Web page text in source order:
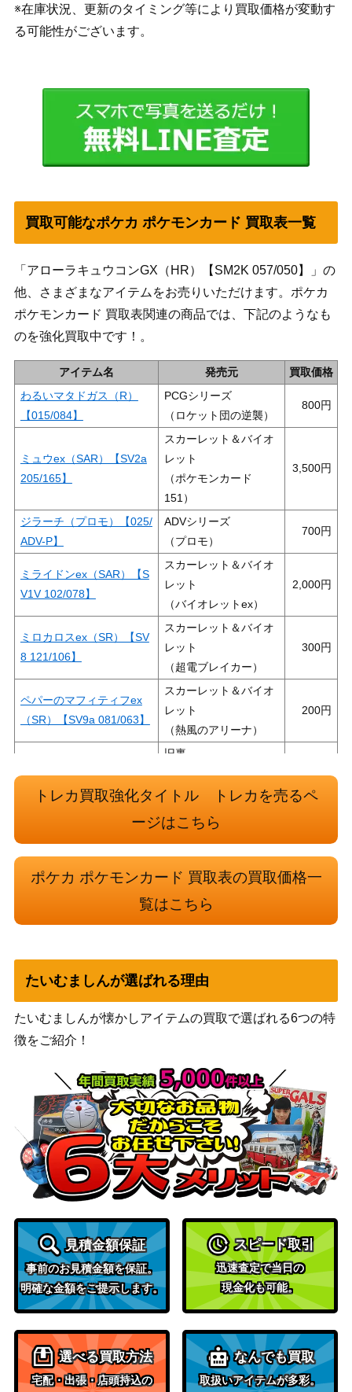
※在庫状況、更新のタイミング等により買取価格が変動す
る可能性がございます。
買取可能なポケカ ポケモンカード 買取表一覧
「アローラキュウコンGX（HR）【SM2K 057/050】」の
他、さまざまなアイテムをお売りいただけます。ポケカ
ポケモンカード 買取表関連の商品では、下記のようなも
のを強化買取中です！。
アイテム名 発売元
買取価格
わるいマタドガス（R）
【015/084】
PCGシリーズ
（ロケット団の逆襲）
800
ミュウex（SAR）【SV2a
205/165】
スカーレット＆バイオ
レット
（ポケモンカード
151）
3,500
ジラーチ（プロモ）【025/
ADV-P】
ADVシリーズ
（プロモ）
700
ミライドンex（SAR）【S
V1V 102/078】
スカーレット＆バイオ
レット
（バイオレットex）
2,000
ミロカロスex（SR）【SV
8 121/106】
スカーレット＆バイオ
レット
（超電ブレイカー）
300
ペパーのマフィティフex
（SR）【SV9a 081/063】
スカーレット＆バイオ
レット
（熱風のアリーナ）
200
旧裏
（拡張シート 第3弾(緑
版) ）
1,000
サザンドラex（SR）【sv1
1W 163/086】
スカーレット＆バイオ
（ホワイトフレア）
ペパーのマフィティフex
スカーレット＆バイオ
レット
パルデア ドオーex（SS
R）【SV4a 332/190】
レット
（シャイニートレジャ
ーex）
チリ (SR)【sv3a 083/06
スカーレット＆バイオ
カミツオロチex（SR）
【SV7 115/102】
スカーレット＆バイオ
レット
（ステラミラクル）
150
パオジアンex（UR）【SV
2P 097/071】
スカーレット＆バイオ
レット
（[SV2P]スノーハザー
400
レジロックex（SR）【SV
10 115/098】
スカーレット＆バイオ
レット
（ロケット団の栄光）
50
ふしぎなアメ（UR）【BW
9 086/076】
（メガロキャノン）
7,400
プクリンex（SR）【SV2a
189/165】
スカーレット＆バイオ
レット
（ポケモンカード
50
トレカ買取強化タイトル トレカを売るペ
ージはこちら
ポケカ ポケモンカード 買取表の買取価格一
覧はこちら
たいむましんが選ばれる理由
たいむましんが懐かしアイテムの買取で選ばれる6つの特
徴をご紹介！
見積金額保証
事前のお見積金額を保証。
明確な金額をご提示します。
スピード取引
迅速査定で当日の
現金化も可能。
選べる買取方法
宅配・出張・店頭持込の
なんでも買取
取扱いアイテムが多彩。